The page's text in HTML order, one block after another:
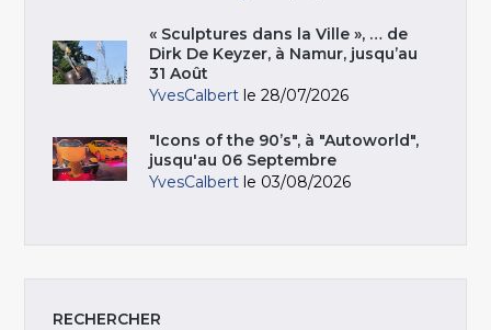
« Sculptures dans la Ville », … de
Dirk De Keyzer, à Namur, jusqu’au
31 Août
YvesCalbert le 28/07/2026
"Icons of the 90’s", à "Autoworld",
jusqu'au 06 Septembre
YvesCalbert le 03/08/2026
RECHERCHER